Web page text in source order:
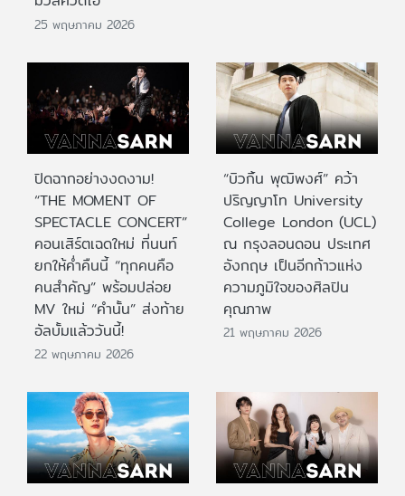
25 พฤษภาคม 2026
ปิดฉากอย่างงดงาม!
“THE MOMENT OF
SPECTACLE CONCERT”
คอนเสิร์ตเฉดใหม่ ที่นนท์
ยกให้ค่ำคืนนี้ “ทุกคนคือ
คนสำคัญ” พร้อมปล่อย
MV ใหม่ “คำนั้น” ส่งท้าย
อัลบั้มแล้ววันนี้!
22 พฤษภาคม 2026
“บิวกิ้น พุฒิพงศ์” คว้า
ปริญญาโท University
College London (UCL)
ณ กรุงลอนดอน ประเทศ
อังกฤษ เป็นอีกก้าวแห่ง
ความภูมิใจของศิลปิน
คุณภาพ
21 พฤษภาคม 2026